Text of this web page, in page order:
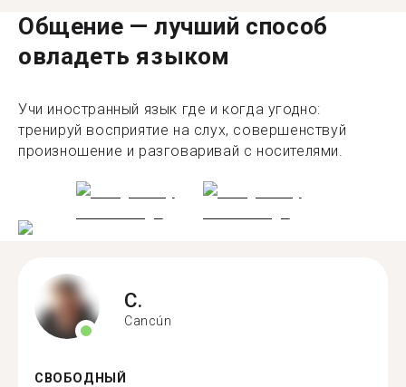
Общение — лучший способ
овладеть языком
Учи иностранный язык где и когда угодно:
тренируй восприятие на слух, совершенствуй
произношение и разговаривай с носителями.
C.
Cancún
СВОБОДНЫЙ